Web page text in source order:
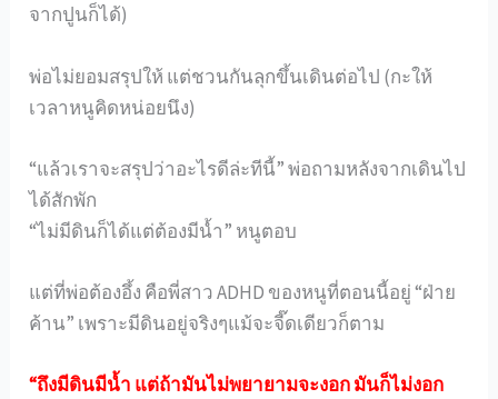
จากปูนก็ได้)
พ่อไม่ยอมสรุปให้ แต่ชวนกันลุกขึ้นเดินต่อไป (กะให้
เวลาหนูคิดหน่อยนึง)
“แล้วเราจะสรุปว่าอะไรดีล่ะทีนี้” พ่อถามหลังจากเดินไป
ได้สักพัก
“ไม่มีดินก็ได้แต่ต้องมีน้ำ” หนูตอบ
แต่ที่พ่อต้องอึ้ง คือพี่สาว ADHD ของหนูที่ตอนนี้อยู่ “ฝ่าย
ค้าน” เพราะมีดินอยู่จริงๆแม้จะจี๊ดเดียวก็ตาม
“ถึงมีดินมีน้ำ แต่ถ้ามันไม่พยายามจะงอก มันก็ไม่งอก